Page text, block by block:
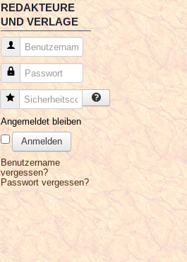
REDAKTEURE
UND VERLAGE
Benutzername
Passwort
Sicherheitscode
Angemeldet bleiben
Anmelden
Benutzername
vergessen?
Passwort vergessen?